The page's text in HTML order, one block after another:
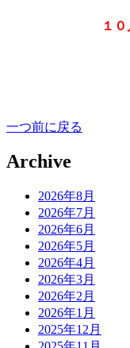
１
一つ前に戻る
Archive
2026年8月
2026年7月
2026年6月
2026年5月
2026年4月
2026年3月
2026年2月
2026年1月
2025年12月